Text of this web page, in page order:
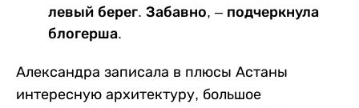
левый берег. Забавно, – подчеркнула
блогерша.
Александра записала в плюсы Астаны
интересную архитектуру, большое